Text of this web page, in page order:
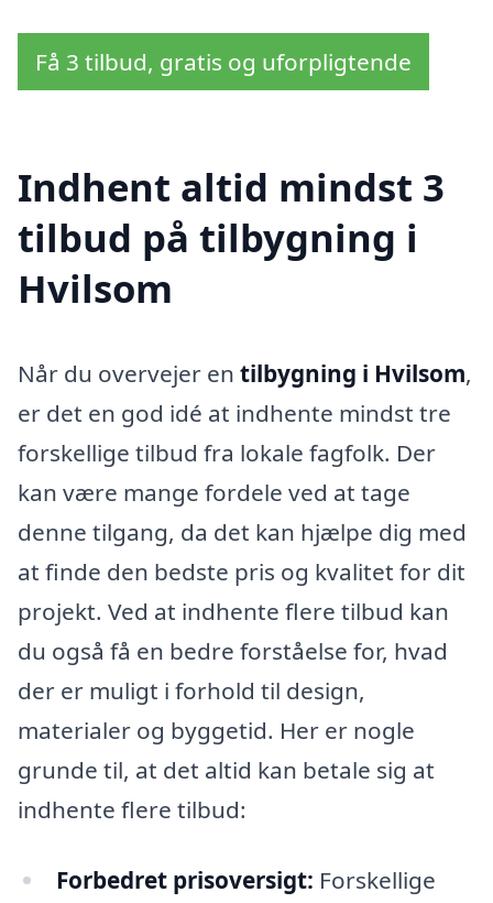
Få 3 tilbud, gratis og uforpligtende
Indhent altid mindst 3
tilbud på tilbygning i
Hvilsom
Når du overvejer en tilbygning i Hvilsom,
er det en god idé at indhente mindst tre
forskellige tilbud fra lokale fagfolk. Der
kan være mange fordele ved at tage
denne tilgang, da det kan hjælpe dig med
at finde den bedste pris og kvalitet for dit
projekt. Ved at indhente flere tilbud kan
du også få en bedre forståelse for, hvad
der er muligt i forhold til design,
materialer og byggetid. Her er nogle
grunde til, at det altid kan betale sig at
indhente flere tilbud:
Forbedret prisoversigt: Forskellige